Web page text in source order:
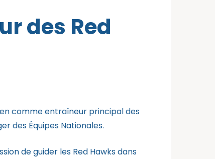
des Red
comme entraîneur principal des
des Équipes Nationales.
de guider les Red Hawks dans